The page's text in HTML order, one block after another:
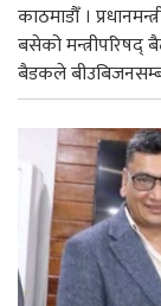
काठमाडौँ ।
बसेको मन्त्रीपरिषद्
बैडकले